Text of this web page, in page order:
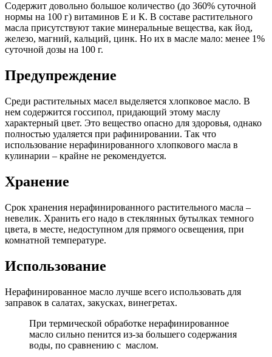
Содержит довольно большое количество (до 360% суточной
нормы на 100 г) витаминов Е и К. В составе растительного
масла присутствуют такие минеральные вещества, как йод,
железо, магний, кальций, цинк. Но их в масле мало: менее 1%
суточной дозы на 100 г.
Предупреждение
Среди растительных масел выделяется хлопковое масло. В
нем содержится госсипол, придающий этому маслу
характерный цвет. Это вещество опасно для здоровья, однако
полностью удаляется при рафинировании. Так что
использование нерафинированного хлопкового масла в
кулинарии – крайне не рекомендуется.
Хранение
Срок хранения нерафинированного растительного масла –
невелик. Хранить его надо в стеклянных бутылках темного
цвета, в месте, недоступном для прямого освещения, при
комнатной температуре.
Использование
Нерафинированное масло лучше всего использовать для
заправок в салатах, закусках, винегретах.
При термической обработке нерафинированное
масло сильно пенится из-за большего содержания
воды, по сравнению с маслом.